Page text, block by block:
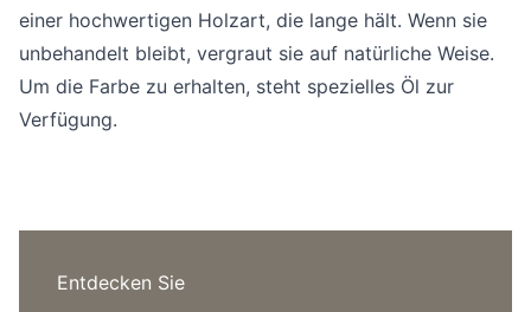
einer hochwertigen Holzart, die lange hält. Wenn sie
unbehandelt bleibt, vergraut sie auf natürliche Weise.
Um die Farbe zu erhalten, steht spezielles Öl zur
Verfügung.
Entdecken Sie